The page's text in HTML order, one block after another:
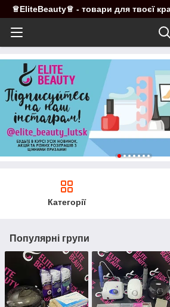
♕EliteBeauty♕ - товари для твоєї
Категорії
Популярні групи